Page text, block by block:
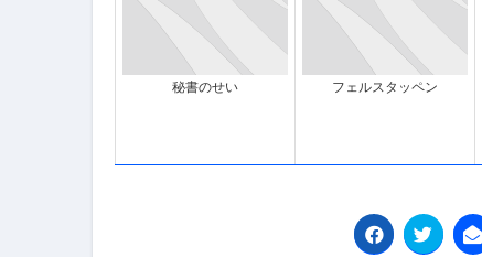
フェノミナ-4K吹替音声収録
2026年料理人ローマへ行く！
今年一番美味しい【卵かけご
本場イタリア観光客の来ない
秘書のせい フェルスタッペン